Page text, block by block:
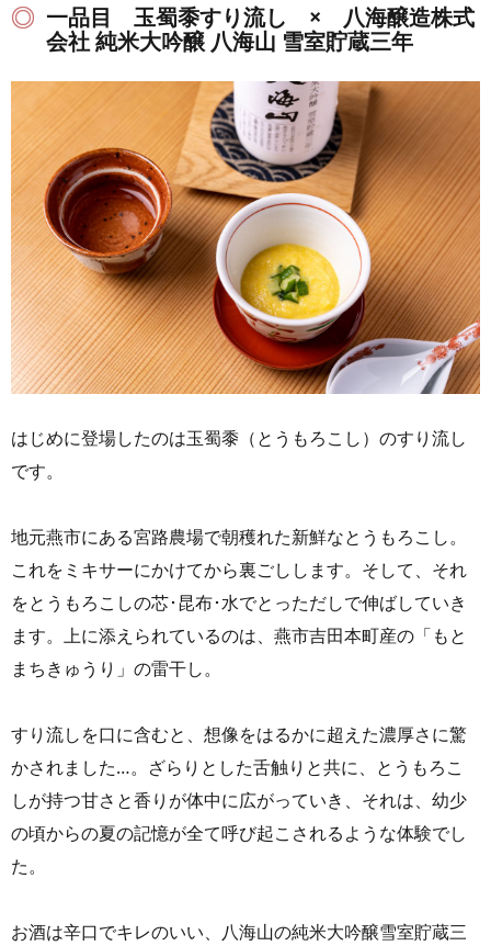
一品目 玉蜀黍すり流し × 八海醸造株式
会社 純米大吟醸 八海山 雪室貯蔵三年
はじめに登場したのは玉蜀黍（とうもろこし）のすり流し
です。
地元燕市にある宮路農場で朝穫れた新鮮なとうもろこし。
これをミキサーにかけてから裏ごしします。そして、それ
をとうもろこしの芯･昆布･水でとっただしで伸ばしていき
ます。上に添えられているのは、燕市吉田本町産の「もと
まちきゅうり」の雷干し。
すり流しを口に含むと、想像をはるかに超えた濃厚さに驚
かされました…。ざらりとした舌触りと共に、とうもろこ
しが持つ甘さと香りが体中に広がっていき、それは、幼少
の頃からの夏の記憶が全て呼び起こされるような体験でし
た。
お酒は辛口でキレのいい、八海山の純米大吟醸雪室貯蔵三